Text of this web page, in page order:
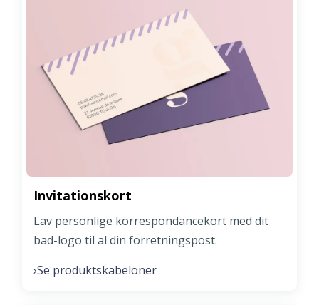
Invitationskort
Lav personlige korrespondancekort med dit
bad-logo til al din forretningspost.
›Se produktskabeloner